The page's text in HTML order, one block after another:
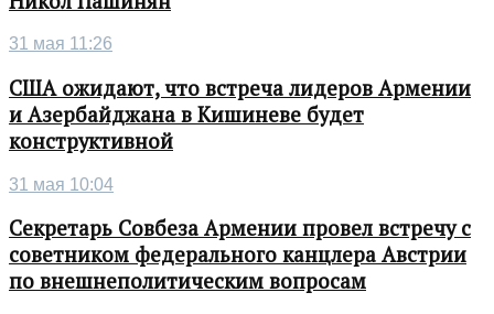
31 мая 11:26
США ожидают, что встреча лидеров Армении
и Азербайджана в Кишиневе будет
конструктивной
31 мая 10:04
Секретарь Совбеза Армении провел встречу с
советником федерального канцлера Австрии
по внешнеполитическим вопросам